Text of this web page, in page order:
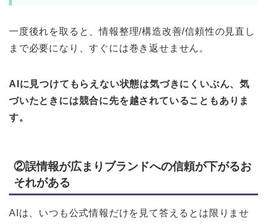
一度後れを取ると、情報整理/構造改善/信頼性の見直し
まで必要になり、すぐには巻き返せません。
AIに見つけてもらえない状態は気づきにくいぶん、気
づいたときには競合に先を越されていることもありま
す。
②誤情報が広まりブランドへの信頼が下がるお
それがある
AIは、いつも公式情報だけを見て答えるとは限りませ